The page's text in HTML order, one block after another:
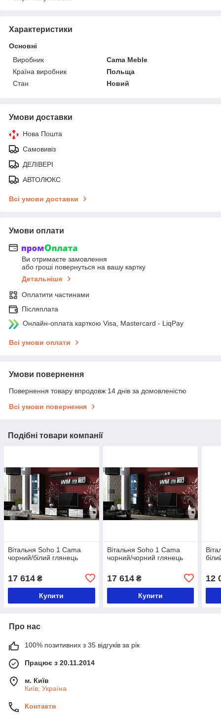
Характеристики
Основні
Виробник
Cama Meble
Країна виробник
Польща
Стан
Новий
Умови доставки
Нова Пошта
Самовивіз
ДЕЛІВЕРІ
АВТОЛЮКС
Всі умови доставки
Умови оплати
Ви отримаєте замовлення
або гроші повернуться на вашу картку
Детальніше
Оплатити частинами
Післяплата
Онлайн-оплата карткою Visa, Mastercard - LiqPay
Всі умови оплати
Умови повернення
Повернення товару впродовж 14 днів за домовленістю
Всі умови повернення
Подібні товари компанії
Вітальня Soho 1 Cama
чорний/білий глянець
17 614 ₴
Купити
Вітальня Soho 1 Cama
чорний/чорний глянець
17 614₴
Купити
12
Про нас
100% позитивних з 35 відгуків за рік
Працює з 20.11.2014
м. Київ
Київ, Україна
Контакти